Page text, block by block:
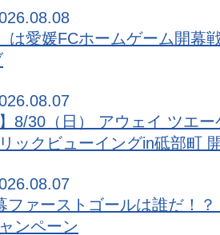
は愛媛FCホームゲーム開幕
8/30（日） アウェイ ツエー
ックビューイングin砥部町
ファーストゴールは誰だ！？
ンペーン